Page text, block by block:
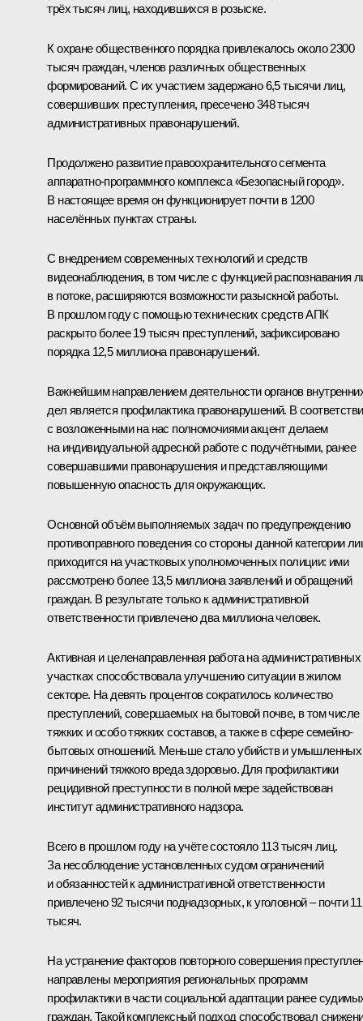
трёх тысяч лиц, находившихся в розыске.
К охране общественного порядка привлекалось около 2300
тысяч граждан, членов различных общественных
формирований. С их участием задержано 6,5 тысячи лиц,
совершивших преступления, пресечено 348 тысяч
административных правонарушений.
Продолжено развитие правоохранительного сегмента
аппаратно-программного комплекса «Безопасный город».
В настоящее время он функционирует почти в 1200
населённых пунктах страны.
С внедрением современных технологий и средств
видеонаблюдения, в том числе с функцией распознавания
в потоке, расширяются возможности разыскной работы.
В прошлом году с помощью технических средств АПК
раскрыто более 19 тысяч преступлений, зафиксировано
порядка 12,5 миллиона правонарушений.
Важнейшим направлением деятельности органов
дел является профилактика правонарушений. В
с возложенными на нас полномочиями акцент делаем
на индивидуальной адресной работе с подучётными, ранее
совершавшими правонарушения и представляющими
повышенную опасность для окружающих.
Основной объём выполняемых задач по предупреждению
противоправного поведения со стороны данной категории
приходится на участковых уполномоченных полиции: ими
рассмотрено более 13,5 миллиона заявлений и обращений
граждан. В результате только к административной
ответственности привлечено два миллиона человек.
Активная и целенаправленная работа на административных
участках способствовала улучшению ситуации в жилом
секторе. На девять процентов сократилось количество
преступлений, совершаемых на бытовой почве, в том числе
тяжких и особо тяжких составов, а также в сфере семейно-
бытовых отношений. Меньше стало убийств и умышленных
причинений тяжкого вреда здоровью. Для профилактики
рецидивной преступности в полной мере задействован
институт административного надзора.
Всего в прошлом году на учёте состояло 113 тысяч лиц.
За несоблюдение установленных судом ограничений
и обязанностей к административной ответственности
привлечено 92 тысячи поднадзорных, к уголовной – почти 11
тысяч.
На устранение факторов повторного совершения
направлены мероприятия региональных программ
профилактики в части социальной адаптации ранее
граждан. Такой комплексный подход способствовал